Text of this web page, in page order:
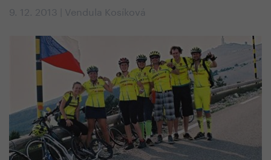
9. 12. 2013 | Vendula Kosíková